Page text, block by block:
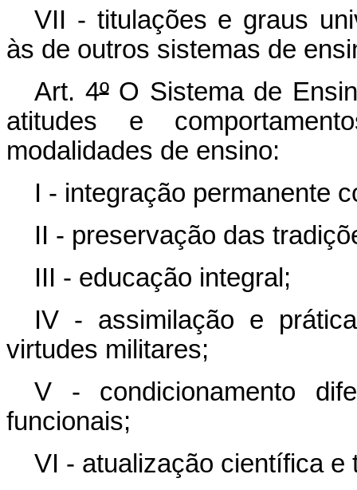
VII - titulações e graus
às de outros sistemas de
Art. 4º O Sistema de
atitudes e
modalidades de ensino:
I - integração permanente
II - preservação das
III - educação integral;
IV - assimilação e
virtudes militares;
V - condicionamento
funcionais;
VI - atualização científica e